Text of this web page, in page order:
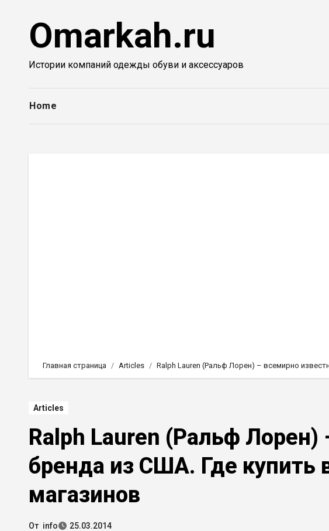
содержимомуOmarkah.ru
Истории компаний одежды обуви и аксессуаров
Home
Главная страница Articles Ralph Lauren (Ральф Лорен) – всемирно
Articles
Ralph Lauren (Ральф
бренда из США. Где купить
магазинов
От info 25.03.2014